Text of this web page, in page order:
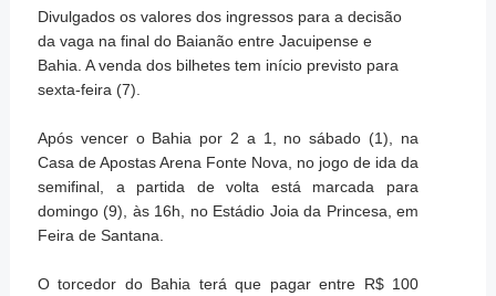
Divulgados os valores dos ingressos para a decisão
da vaga na final do Baianão entre Jacuipense e
Bahia. A venda dos bilhetes tem início previsto para
sexta-feira (7).
Após vencer o Bahia por 2 a 1, no sábado (1), na
Casa de Apostas Arena Fonte Nova, no jogo de ida da
semifinal, a partida de volta está marcada para
domingo (9), às 16h, no Estádio Joia da Princesa, em
Feira de Santana.
O torcedor do Bahia terá que pagar entre R$ 100